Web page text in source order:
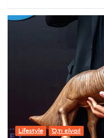
Lifestyle Ό,τι είναι!